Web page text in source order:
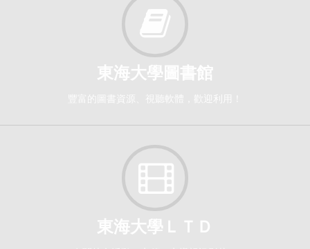
東海大學圖書館
豐富的圖書資源、視聽軟體，歡迎利用！
東海大學ＬＴＤ